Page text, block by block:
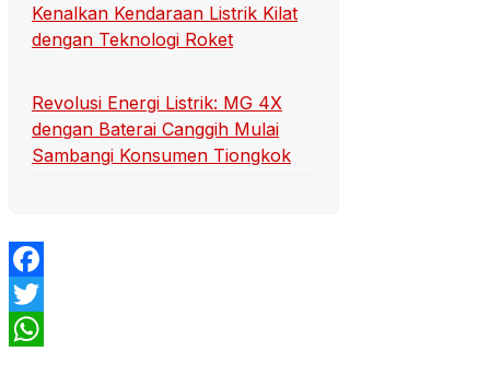
Kenalkan Kendaraan Listrik Kilat
dengan Teknologi Roket
Revolusi Energi Listrik: MG 4X
dengan Baterai Canggih Mulai
Sambangi Konsumen Tiongkok
Facebook
Twitter